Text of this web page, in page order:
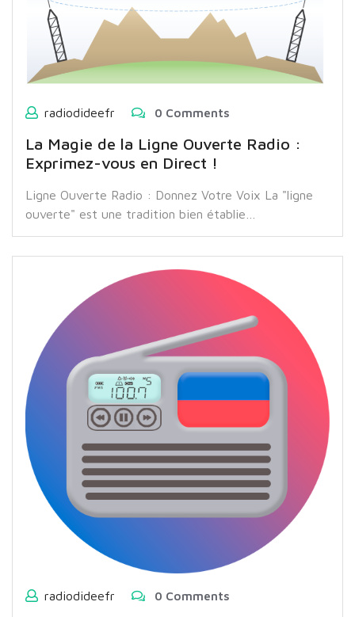
radiodideefr 0 Comments
La Magie de la Ligne Ouverte Radio :
Exprimez-vous en Direct !
Ligne Ouverte Radio : Donnez Votre Voix La "ligne
ouverte" est une tradition bien établie…
radiodideefr 0 Comments